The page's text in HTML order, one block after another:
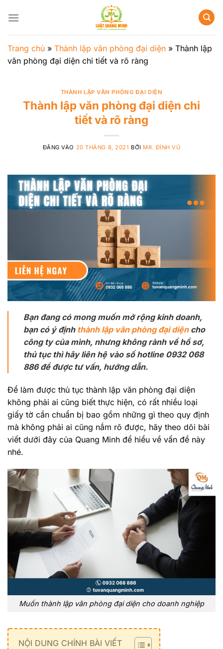
qua
dung
Trang chủ » Thành lập văn phòng đại diện » Thành lập
văn phòng đại diện chi tiết và rõ ràng
THÀNH LẬP VĂN PHÒNG ĐẠI DIỆN
Thành lập văn phòng đại diện chi
tiết và rõ ràng
ĐĂNG VÀO 20 THÁNG 8, 2021 BỞI MR. ĐÌNH VŨ
Bạn đang có mong muốn mở rộng kinh doanh,
bạn có ý định thành lập văn phòng đại diệncho
công ty của mình, nhưng không rành về hồ sơ,
thủ tục thì hãy liên hệ vào số hotline 0932 068
886 để được tư vấn, hướng dẫn.
Để làm được thủ tục thành lập văn phòng đại diện
không phải ai cũng biết thực hiện, có rất nhiều loại
giấy tờ cần chuẩn bị bao gồm những gì theo quy định
mà không phải ai cũng nắm rõ được, hãy theo dõi bài
viết dưới đây của Quang Minh để hiểu về vấn đề này
nhé.
Muốn thành lập văn phòng đại diện cho doanh nghiệp
NỘI DUNG CHÍNH BÀI VIẾT